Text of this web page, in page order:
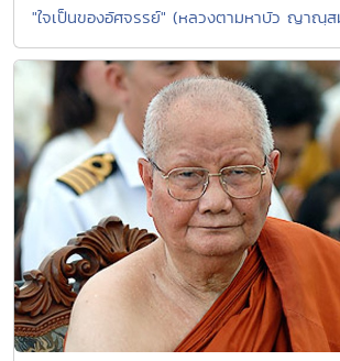
"ใจเป็นของอัศจรรย์" (หลวงตามหาบัว ญาณฺส